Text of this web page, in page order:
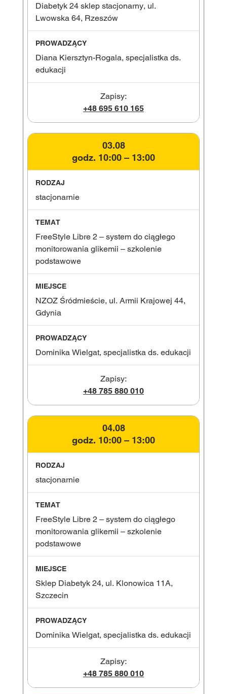
Diabetyk 24 sklep stacjonarny, ul.
Lwowska 64, Rzeszów
Diana Kiersztyn-Rogala, specjalistka ds.
edukacji
Zapisy:
+48 695 610 165
03.08
godz. 10:00 – 13:00
stacjonarnie
FreeStyle Libre 2 – system do ciągłego
monitorowania glikemii – szkolenie
podstawowe
NZOZ Śródmieście, ul. Armii Krajowej 44,
Gdynia
Dominika Wielgat, specjalistka ds. edukacji
Zapisy:
+48 785 880 010
04.08
godz. 10:00 – 13:00
stacjonarnie
FreeStyle Libre 2 – system do ciągłego
monitorowania glikemii – szkolenie
podstawowe
Sklep Diabetyk 24, ul. Klonowica 11A,
Szczecin
Dominika Wielgat, specjalistka ds. edukacji
Zapisy:
+48 785 880 010